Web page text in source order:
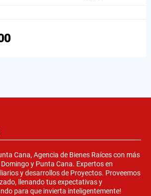
Cana, Agencia de Bienes Raíces con más
y Punta Cana. Expertos en
y desarrollos de Proyectos. Proveemos
llenando tus expectativas y
para que invierta inteligentemente!